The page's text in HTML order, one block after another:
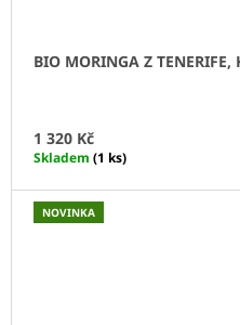
BIO MORINGA Z TENERIFE,
1 320 Kč
Skladem (1 ks)
NOVINKA